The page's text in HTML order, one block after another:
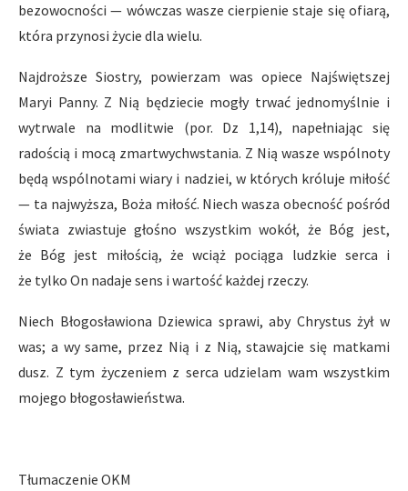
bezowocności — wówczas wasze cierpienie staje się ofiarą,
która przynosi życie dla wielu.
Najdroższe Siostry, powierzam was opiece Najświętszej
Maryi Panny. Z Nią będziecie mogły trwać jednomyślnie i
wytrwale na modlitwie (por. Dz 1,14), napełniając się
radością i mocą zmartwychwstania. Z Nią wasze wspólnoty
będą wspólnotami wiary i nadziei, w których króluje miłość
— ta najwyższa, Boża miłość. Niech wasza obecność pośród
świata zwiastuje głośno wszystkim wokół, że Bóg jest,
że Bóg jest miłością, że wciąż pociąga ludzkie serca i
że tylko On nadaje sens i wartość każdej rzeczy.
Niech Błogosławiona Dziewica sprawi, aby Chrystus żył w
was; a wy same, przez Nią i z Nią, stawajcie się matkami
dusz. Z tym życzeniem z serca udzielam wam wszystkim
mojego błogosławieństwa.
Tłumaczenie OKM